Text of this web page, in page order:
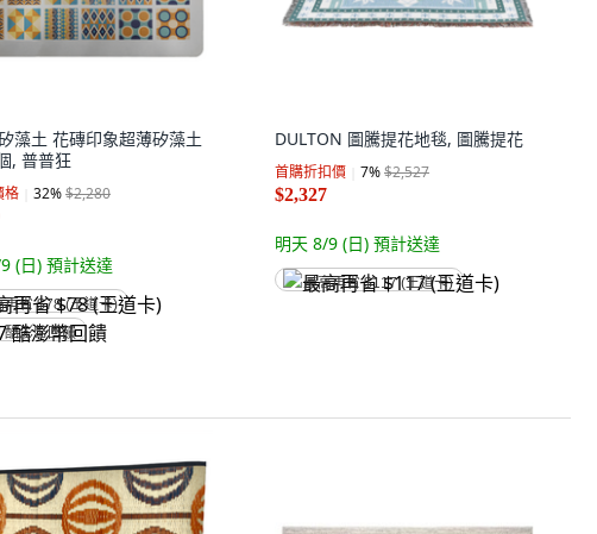
藻土 花磚印象超薄矽藻土
, 普普狂
格 32%$2,280
(日) 預計送達
再省 $78 (王道卡)
酷澎幣回饋
DULTON 圖騰提花地毯, 圖騰提花
首購折扣價 7%$2,527
$2,327
明天 8/9 (日) 預計送達
最高再省 $117 (王道卡)